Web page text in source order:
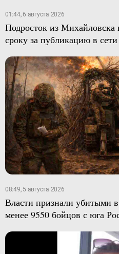
01:44, 6 августа 2026
Подросток из Михайловска
сроку за публикацию в сети
08:49, 5 августа 2026
Власти признали убитыми
менее 9550 бойцов с юга